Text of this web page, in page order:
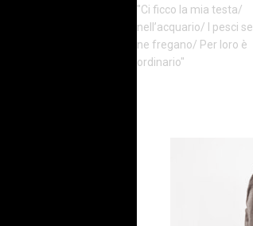
"Ci ficco la mia testa/
nell’acquario/ I pesci se
ne fregano/ Per loro è
ordinario"